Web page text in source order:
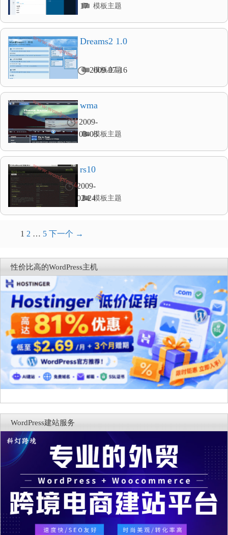
17
分
模板主题
Dreams2 1.0
2009-07-16
分
模板主题
wma
2009-
03-03
分
录
模板主题
rs10
2009-
02-24分
模板主题
文
导
航
1 2 … 5 下一个 →
性价比高的WordPress主机
WordPress建站服务